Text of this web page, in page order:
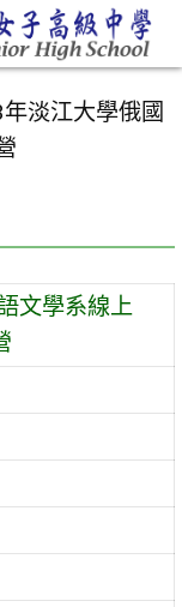
淡江大學俄國
文學系線上